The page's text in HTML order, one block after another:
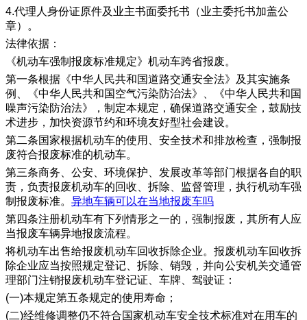
4.代理人身份证原件及业主书面委托书（业主委托书加盖公
章）。
法律依据：
《机动车强制报废标准规定》机动车跨省报废。
第一条根据《中华人民共和国道路交通安全法》及其实施条
例、《中华人民共和国空气污染防治法》、《中华人民共和国
噪声污染防治法》，制定本规定，确保道路交通安全，鼓励技
术进步，加快资源节约和环境友好型社会建设。
第二条国家根据机动车的使用、安全技术和排放检查，强制报
废符合报废标准的机动车。
第三条商务、公安、环境保护、发展改革等部门根据各自的职
责，负责报废机动车的回收、拆除、监督管理，执行机动车强
制报废标准。 异地车辆可以在当地报废车吗
第四条注册机动车有下列情形之一的，强制报废，其所有人应
当报废车辆异地报废流程。
将机动车出售给报废机动车回收拆除企业。报废机动车回收拆
除企业应当按照规定登记、拆除、销毁，并向公安机关交通管
理部门注销报废机动车登记证、车牌、驾驶证：
(一)本规定第五条规定的使用寿命；
(二)经维修调整仍不符合国家机动车安全技术标准对在用车的